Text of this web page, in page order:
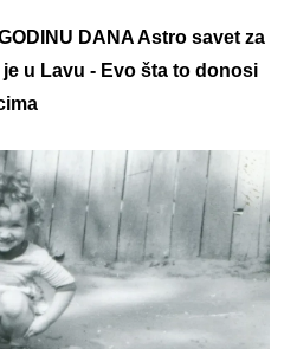
DANA Astro savet za
u Lavu - Evo šta to donosi